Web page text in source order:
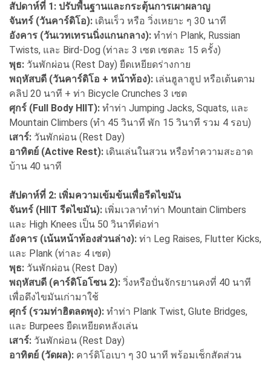
สัปดาห์ที่ 1: ปรับพื้นฐานและกระตุ้นการเผาผลาญ
จันทร์ (วันคาร์ดิโอ): เดินเร็ว หรือ วิ่งเหยาะ ๆ 30 นาที
อังคาร (วันเวทเทรนนิ่งแกนกลาง): ทำท่า Plank, Russian
Twists, และ Bird-Dog (ท่าละ 3 เซต เซตละ 15 ครั้ง)
พุธ: วันพักผ่อน (Rest Day) ยืดเหยียดร่างกาย
พฤหัสบดี (วันคาร์ดิโอ + หน้าท้อง): เล่นฮูลาฮูป หรือเต้นตาม
คลิป 20 นาที + ท่า Bicycle Crunches 3 เซต
ศุกร์ (Full Body HIIT): ทำท่า Jumping Jacks, Squats, และ
Mountain Climbers (ทำ 45 วินาที พัก 15 วินาที รวม 4 รอบ)
เสาร์: วันพักผ่อน (Rest Day)
อาทิตย์ (Active Rest): เดินเล่นในสวน หรือทำความสะอาด
บ้าน 40 นาที
สัปดาห์ที่ 2: เพิ่มความเข้มข้นเพื่อรีดไขมัน
จันทร์ (HIIT รีดไขมัน): เพิ่มเวลาทำท่า Mountain Climbers
และ High Knees เป็น 50 วินาทีต่อท่า
อังคาร (เน้นหน้าท้องส่วนล่าง): ท่า Leg Raises, Flutter Kicks,
และ Plank (ท่าละ 4 เซต)
พุธ: วันพักผ่อน (Rest Day)
พฤหัสบดี (คาร์ดิโอโซน 2): วิ่งหรือปั่นจักรยานคงที่ 40 นาที
เพื่อดึงไขมันเก่ามาใช้
ศุกร์ (รวมท่าฮิตลดพุง): ทำท่า Plank Twist, Glute Bridges,
และ Burpees ยืดเหยียดหลังเล่น
เสาร์: วันพักผ่อน (Rest Day)
อาทิตย์ (วัดผล): คาร์ดิโอเบา ๆ 30 นาที พร้อมเช็กสัดส่วน